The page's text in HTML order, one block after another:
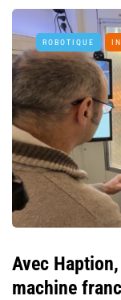
ROBOTIQUE
Avec
machine